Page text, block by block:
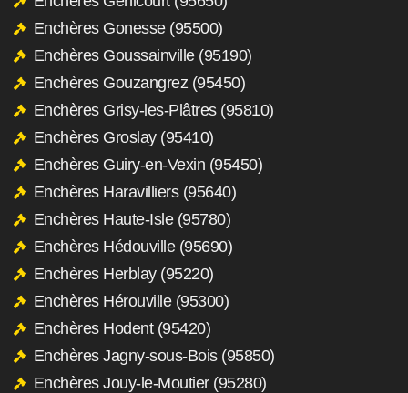
Enchères Gonesse (95500)
Enchères Goussainville (95190)
Enchères Gouzangrez (95450)
Enchères Grisy-les-Plâtres (95810)
Enchères Groslay (95410)
Enchères Guiry-en-Vexin (95450)
Enchères Haravilliers (95640)
Enchères Haute-Isle (95780)
Enchères Hédouville (95690)
Enchères Herblay (95220)
Enchères Hérouville (95300)
Enchères Hodent (95420)
Enchères Jagny-sous-Bois (95850)
Enchères Jouy-le-Moutier (95280)